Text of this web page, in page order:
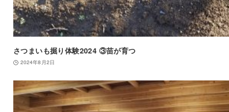
さつまいも掘り体験2024 ③苗が育つ
2024年8月2日